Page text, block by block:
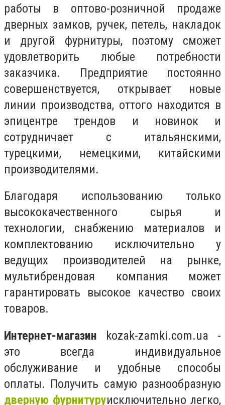
работы в оптово-розничной продаже
дверных замков, ручек, петель, накладок
и другой фурнитуры, поэтому сможет
удовлетворить любые потребности
заказчика. Предприятие постоянно
совершенствуется, открывает новые
линии производства, оттого находится в
эпицентре трендов и новинок и
сотрудничает с итальянскими,
турецкими, немецкими, китайскими
производителями.
Благодаря использованию только
высококачественного сырья и
технологии, снабжению материалов и
комплектованию исключительно у
ведущих производителей на рынке,
мультибрендовая компания может
гарантировать высокое качество своих
товаров.
Интернет-магазин kozak-zamki.com.ua -
это всегда индивидуальное
обслуживание и удобные способы
оплаты. Получить самую разнообразную
дверную фурнитуруисключительно легко,